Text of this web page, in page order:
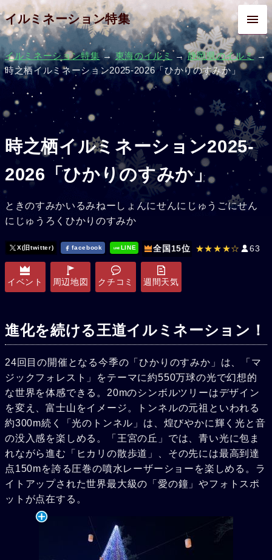
イルミネーション特集
イルミネーション特集→東海のイルミ →静岡県のイルミ→
時之栖イルミネーション2025-2026「ひかりのすみか」
時之栖イルミネーション2025-
2026「ひかりのすみか」
ときのすみかいるみねーしょんにせんにじゅうごにせん
にじゅうろくひかりのすみか
X(旧twitter) facebook LINE 全国15位 ★★★★☆ 63
イベント 周辺地図 クチコミ 週間天気
進化を続ける王道イルミネーション！
24回目の開催となる今季の「ひかりのすみか」は、「マ
ジックフォレスト」をテーマに約550万球の光で幻想的
な世界を体感できる。20mのシンボルツリーはデザイン
を変え、富士山をイメージ。トンネルの元祖といわれる
約300m続く「光のトンネル」は、煌びやかに輝く光と音
の没入感を楽しめる。「王宮の丘」では、青い光に包ま
れながら進む「ヒカリの散歩道」、その先には最高到達
点150mを誇る圧巻の噴水レーザーショーを楽しめる。ラ
イトアップされた世界最大級の「愛の鐘」やフォトスポ
ットが点在する。